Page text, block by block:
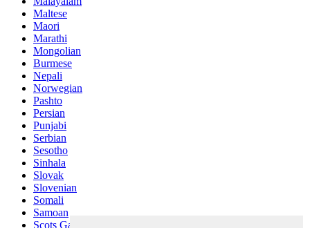
Maltese
Maori
Marathi
Mongolian
Burmese
Nepali
Norwegian
Pashto
Persian
Punjabi
Serbian
Sesotho
Sinhala
Slovak
Slovenian
Somali
Samoan
Scots Gaelic